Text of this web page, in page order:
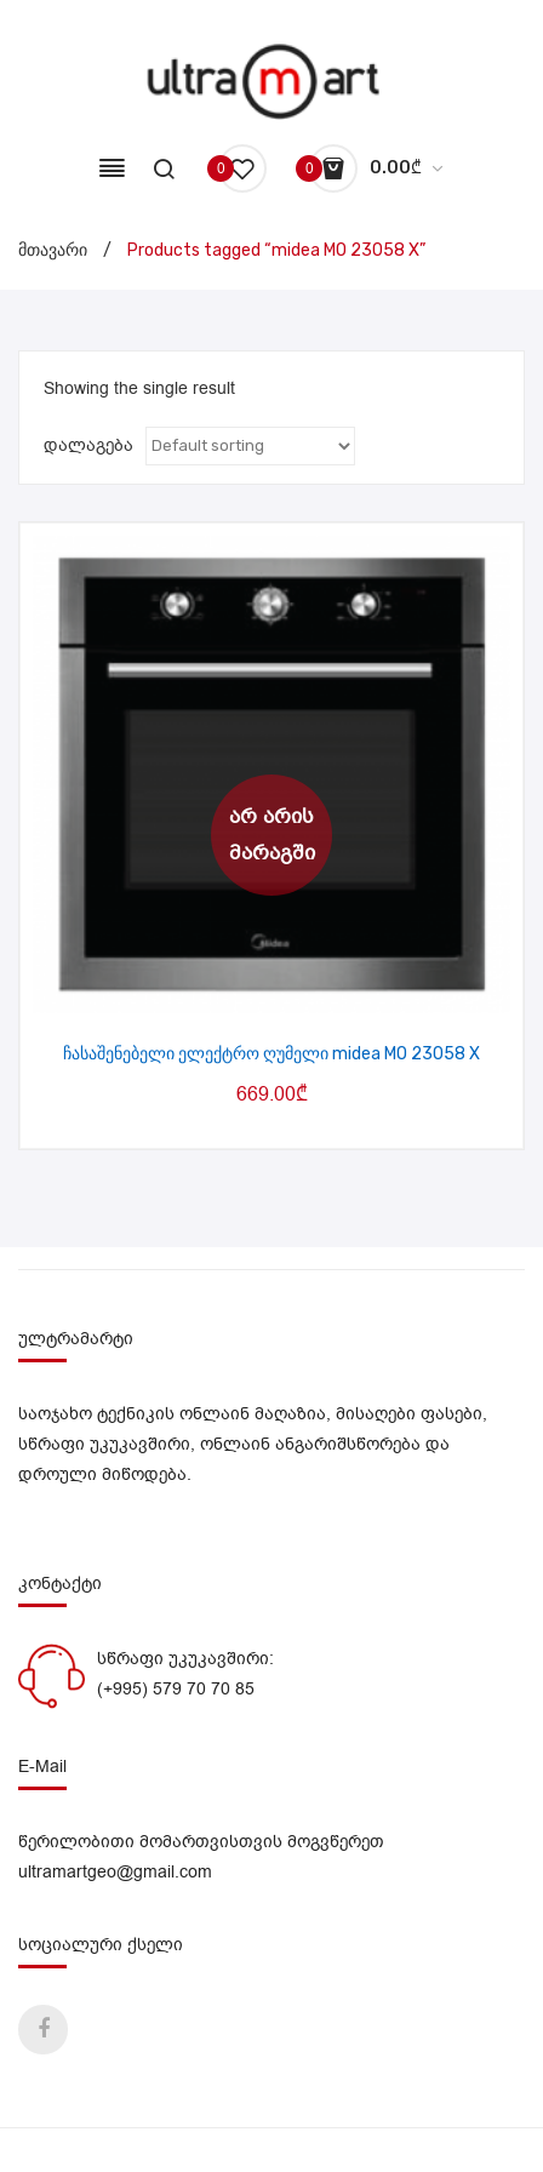
0 0 0.00₾
No products in the cart.
მთავარი / Products tagged “midea MO 23058 X”
Showing the single result
დალაგება
ჩასაშენებელი ელექტრო ღუმელი midea MO 23058 X
669.00₾
ულტრამარტი
საოჯახო ტექნიკის ონლაინ მაღაზია, მისაღები ფასები,
სწრაფი უკუკავშირი, ონლაინ ანგარიშსწორება და
დროული მიწოდება.
კონტაქტი
სწრაფი უკუკავშირი:
(+995) 579 70 70 85
E-Mail
წერილობითი მომართვისთვის მოგვწერეთ
ultramartgeo@gmail.com
სოციალური ქსელი